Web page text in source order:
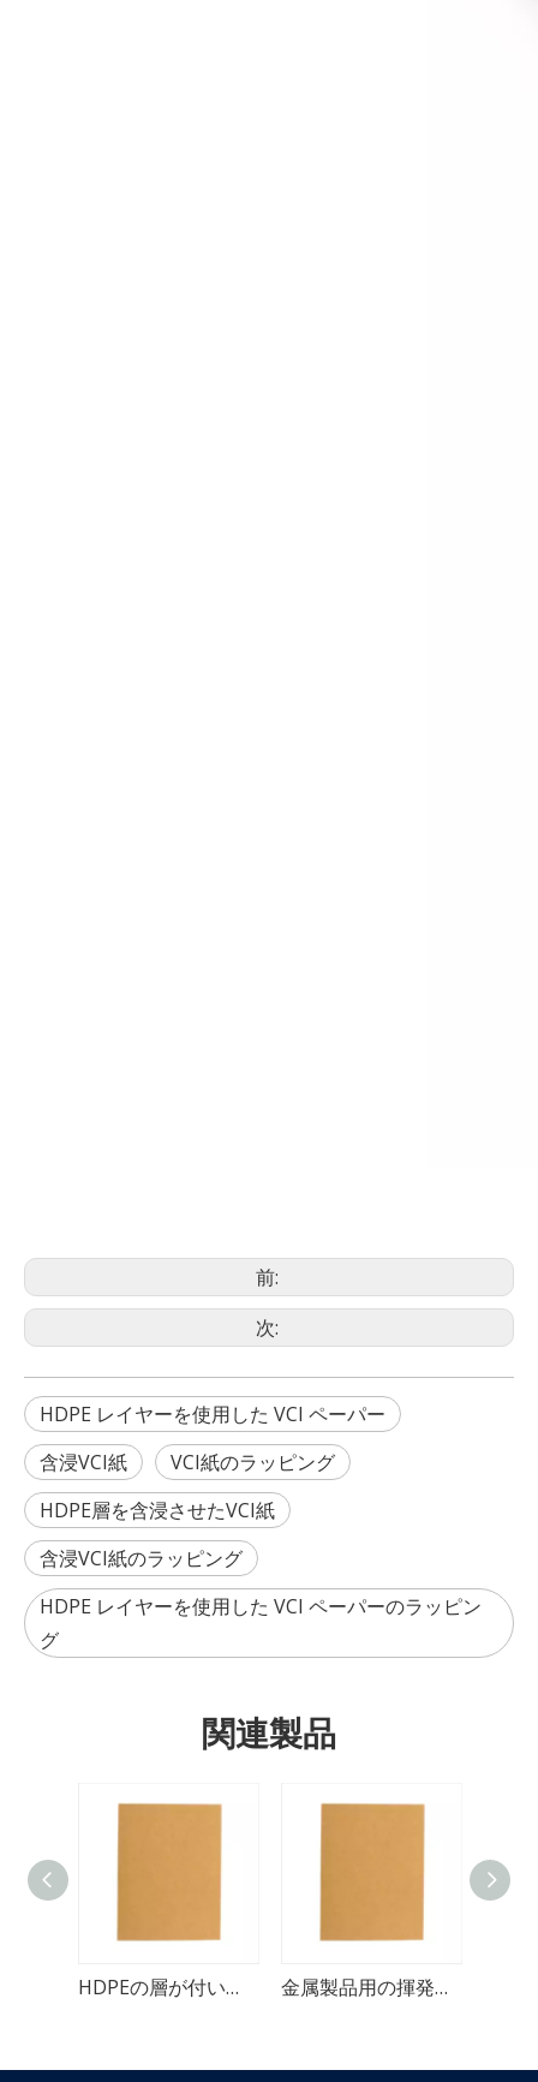
前:
次:
HDPE レイヤーを使用した VCI ペーパー
含浸VCI紙
VCI紙のラッピング
HDPE層を含浸させたVCI紙
含浸VCI紙のラッピング
HDPE レイヤーを使用した VCI ペーパーのラッピン
グ
関連製品
HDPEの層が付いている反腐食の単一の光沢のあるVCIのペーパー 金属製品用の揮発性片光沢 VCI 紙